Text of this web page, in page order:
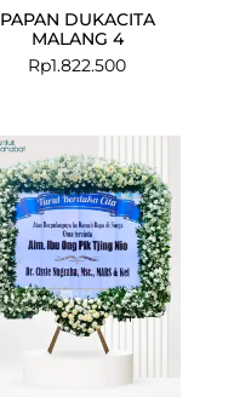
PAPAN DUKACITA
MALANG 4
Rp1.822.500
price
was:
price
is: